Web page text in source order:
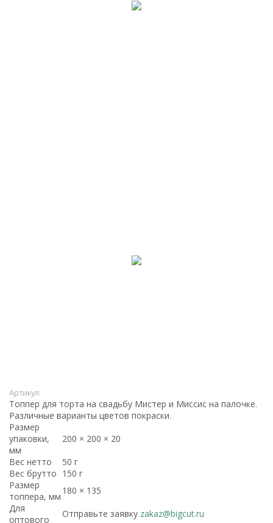
Артикул:
Топпер для торта на свадьбу Мистер и Миссис на палочке.
Различные варианты цветов покраски.
Размер
упаковки,
мм
200 × 200 × 20
Вес нетто
50 г
Вес брутто 150 г
Размер
топпера, мм
180 × 135
Для
оптового
Отправьте заявку zakaz@bigcut.ru